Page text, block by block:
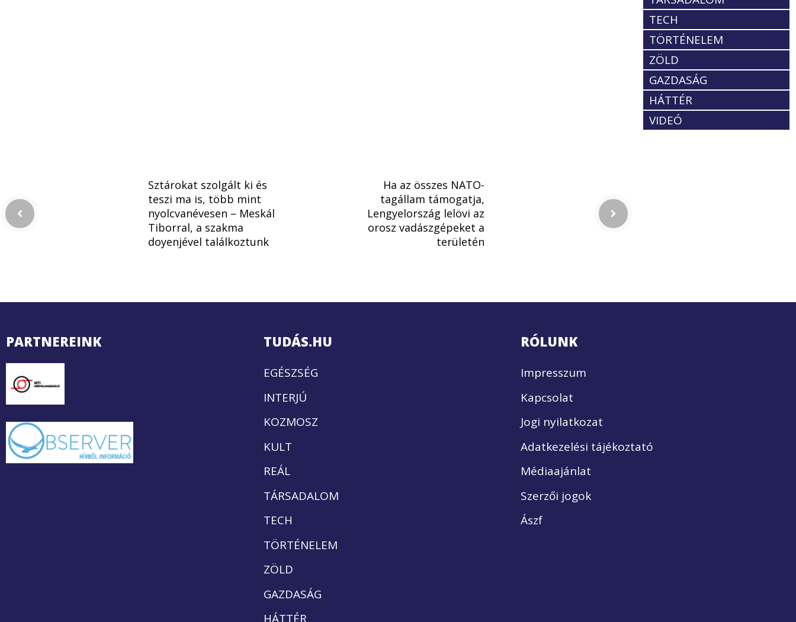
TECH
TÖRTÉNELEM
ZÖLD
GAZDASÁG
HÁTTÉR
VIDEÓ
Sztárokat szolgált ki és
teszi ma is, több mint
nyolcvanévesen – Meskál
Tiborral, a szakma
doyenjével találkoztunk
Ha az összes NATO-
tagállam támogatja,
Lengyelország lelövi az
orosz vadászgépeket a
területén
PARTNEREINK TUDÁS.HU
EGÉSZSÉG
INTERJÚ
KOZMOSZ
KULT
REÁL
TÁRSADALOM
TECH
TÖRTÉNELEM
ZÖLD
GAZDASÁG
HÁTTÉR
RÓLUNK
Impresszum
Kapcsolat
Jogi nyilatkozat
Adatkezelési tájékoztató
Médiaajánlat
Szerzői jogok
Ászf